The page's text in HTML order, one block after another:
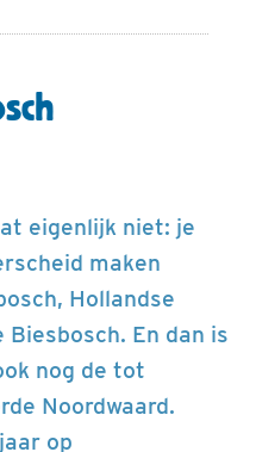
eigenlijk niet: je
maken
Hollandse
En dan is
nog de tot
Noordwaard.
op